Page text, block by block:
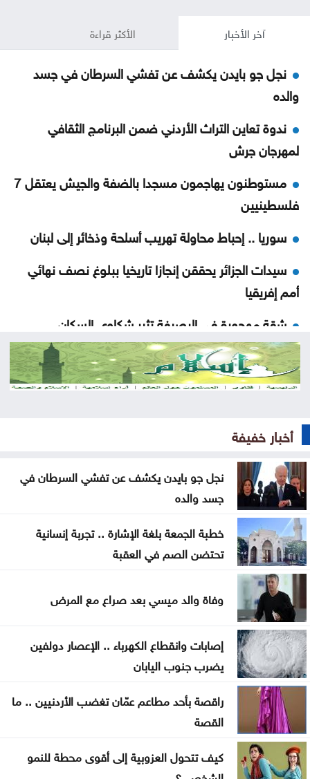
آخر الأخبار الأكثر قراءة
نجل جو بايدن يكشف عن تفشي السرطان في جسد
والده
ندوة تعاين التراث الأردني ضمن البرنامج الثقافي
لمهرجان جرش
مستوطنون يهاجمون مسجدا بالضفة والجيش يعتقل 7
فلسطينيين
سوريا .. إحباط محاولة تهريب أسلحة وذخائر إلى لبنان
سيدات الجزائر يحققن إنجازا تاريخيا ببلوغ نصف نهائي
أمم إفريقيا
شقة مهجورة في الرصيفة تثير شكاوى السكان ..
تفاصيل
السعودية واليمن وقطر ترحب ببيان مجلس الأمن إزاء
المنتخب الوطني ت 20 يتغلب على نظيره الكويتي وديا
الصفدي والزياني يبحثان تطورات الأوضاع الإقليمية
وسبل إنهاء التصعيد
اضطرابات جوية موسمية تضرب مناطق عربية خلال
الأيام المقبلة
كان الله في عون وزير التربية والتعليم والتعليم العالي ..
استحقاقات ثقيلة واختبار حقيقي للكفاءة والحوكمة
تركيا تطالب روسيا وأوكرانيا بتعليق الهجمات في البحر
الأسود
اتفاق مكة وإعادة تشكيل الأمن الإقليمي… لماذا تبحث
الدول العربية عن مظلات جديدة؟ وأين مصر؟
رحلة في ذاكرة الوطن .. موظفو اليرموك يثمّنون جهود
نادي العاملين
أخبار خفيفة
نجل جو بايدن يكشف عن تفشي السرطان في
جسد والده
خطبة الجمعة بلغة الإشارة .. تجربة إنسانية
تحتضن الصم في العقبة
وفاة والد ميسي بعد صراع مع المرض
إصابات وانقطاع الكهرباء .. الإعصار دولفين
يضرب جنوب اليابان
راقصة بأحد مطاعم عمّان تغضب الأردنيين .. ما
القصة
كيف تتحول العزوبية إلى أقوى محطة للنمو